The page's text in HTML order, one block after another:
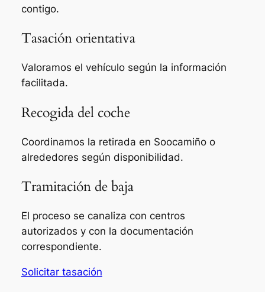
contigo.
Tasación orientativa
Valoramos el vehículo según la información
facilitada.
Recogida del coche
Coordinamos la retirada en Soocamiño o
alrededores según disponibilidad.
Tramitación de baja
El proceso se canaliza con centros
autorizados y con la documentación
correspondiente.
Solicitar tasación